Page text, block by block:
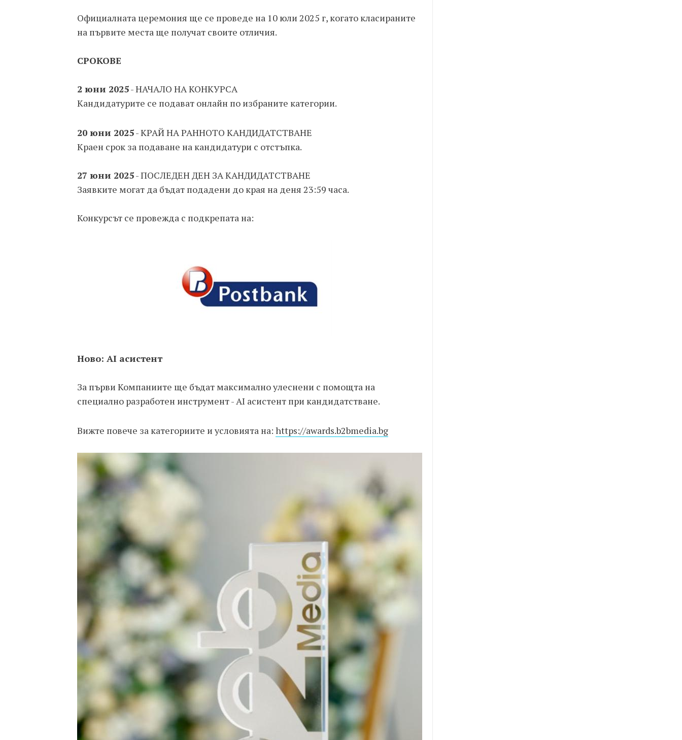
Официалната церемония ще се проведе на 10 юли 2025 г, когато класираните
на първите места ще получат своите отличия.
СРОКОВЕ
2 юни 2025- НАЧАЛО НА КОНКУРСА
Кандидатурите се подават онлайн по избраните категории.
20 юни 2025- КРАЙ НА РАННОТО КАНДИДАТСТВАНЕ
Краен срок за подаване на кандидатури с отстъпка.
27 юни 2025- ПОСЛЕДЕН ДЕН ЗА КАНДИДАТСТВАНЕ
Заявките могат да бъдат подадени до края на деня 23:59 часа.
Конкурсът се провежда с подкрепата на:
Ново: AI асистент
За първи Компаниите ще бъдат максимално улеснени с помощта на
специално разработен инструмент - AI асистент при кандидатстване.
Вижте повече за категориите и условията на: https://awards.b2bmedia.bg